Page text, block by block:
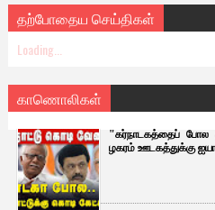
தற்போதைய செய்திகள்
Loading...
காணொலிகள்
"கர்நாடகத்தைப் போல
ழகரம் ஊடகத்துக்கு